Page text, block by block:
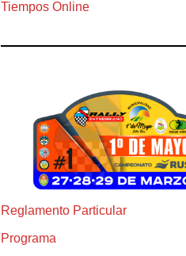
Tiempos Online
Reglamento Particular
Programa